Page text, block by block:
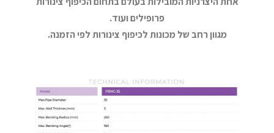
פרופילים ועוד.
מגוון רחב של מכונות לכיפוף צינורות לפי הזמנה.